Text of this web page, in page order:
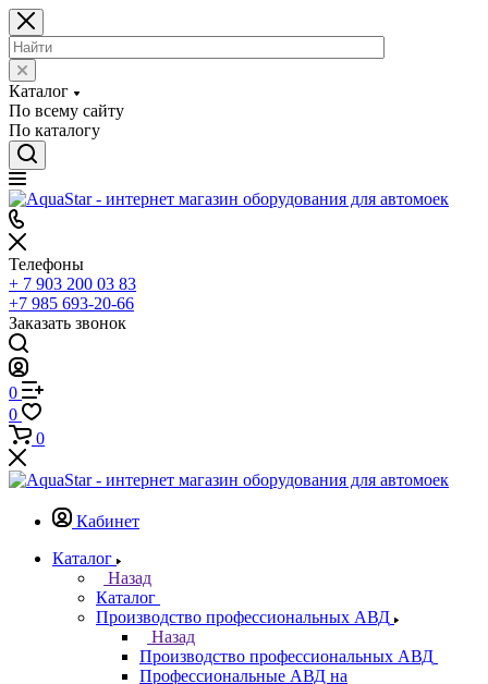
Каталог
По всему сайту
По каталогу
Телефоны
+ 7 903 200 03 83
+7 985 693-20-66
Заказать звонок
0
0
0
Кабинет
Каталог
Назад
Каталог
Производство профессиональных АВД
Назад
Производство профессиональных АВД
Профессиональные АВД на